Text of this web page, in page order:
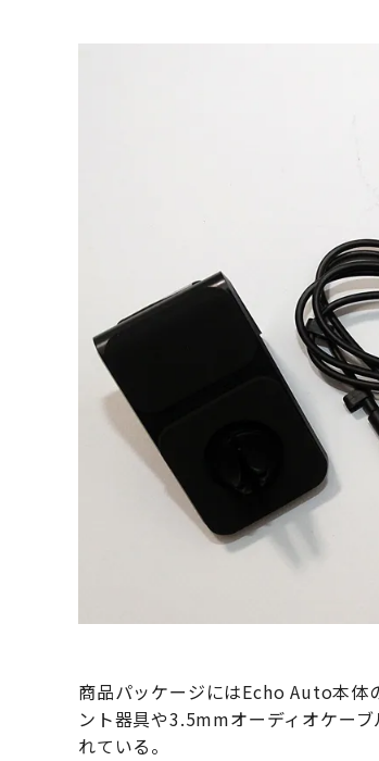
商品パッケージにはEcho Auto本体
ント器具や3.5mmオーディオケー
れている。